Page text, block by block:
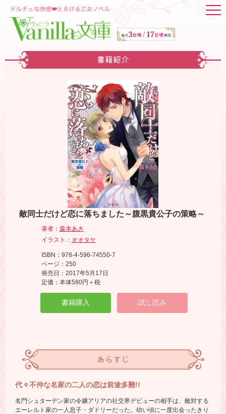
書籍紹介
敵同士だけど恋に落ちました～腹黒貴公子の策略～
著者： 森本あき
イラスト： オオタケ
ISBN：978-4-596-74550-7
ページ：250
発売日：2017年5月17日
定価：本体580円＋税
書籍購入 試し読み
あらすじ
代々不仲な名家の二人の恋は前途多難!!
名門シュターデン家の令嬢アリアの社交界デビューの相手は、敵対する
エーレルト家の一人息子・ダドリーだった。幼い頃に一度出会ったきり